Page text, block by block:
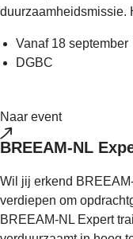
duurzaamheidsmissie.
Vanaf 18 september
DGBC
Naar event
BREEAM-NL
Wil jij erkend
verdiepen om
BREEAM-NL Expert